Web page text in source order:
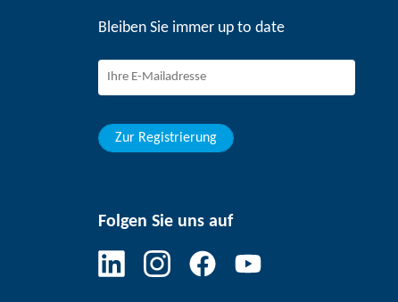
Bleiben Sie immer up to date
Zur Registrierung
Folgen Sie uns auf